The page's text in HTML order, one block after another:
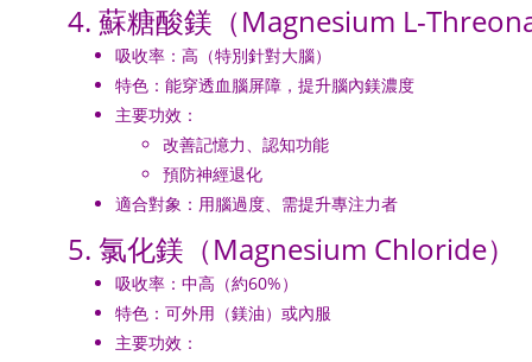
4. 蘇糖酸鎂（Magnesium L-
吸收率：高（特別針對大腦）
特色：能穿透血腦屏障，提升腦內鎂濃度
主要功效：
改善記憶力、認知功能
預防神經退化
適合對象：用腦過度、需提升專注力者
5. 氯化鎂（Magnesium Chloride）
吸收率：中高（約60%）
特色：可外用（鎂油）或內服
主要功效：